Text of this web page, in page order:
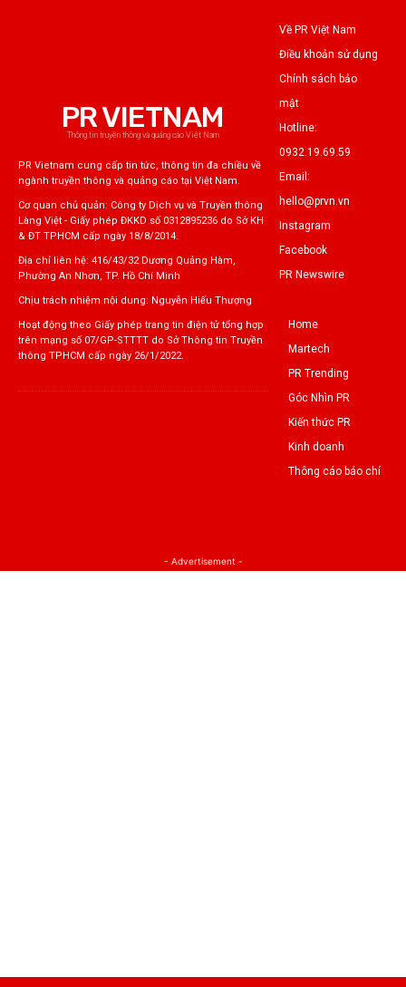
PR VIETNAM
Thông tin truyền thông và quảng cáo Việt Nam
PR Vietnam cung cấp tin tức, thông tin đa chiều về
ngành truyền thông và quảng cáo tại Việt Nam.
Cơ quan chủ quản: Công ty Dịch vụ và Truyền thông
Làng Việt - Giấy phép ĐKKD số 0312895236 do Sở KH
& ĐT TPHCM cấp ngày 18/8/2014.
Địa chỉ liên hệ: 416/43/32 Dương Quảng Hàm,
Phường An Nhơn, TP. Hồ Chí Minh
Chịu trách nhiệm nội dung: Nguyễn Hiếu Thượng
Hoạt động theo Giấy phép trang tin điện tử tổng hợp
trên mạng số 07/GP-STTTT do Sở Thông tin Truyền
thông TPHCM cấp ngày 26/1/2022.
Về PR Việt Nam
Điều khoản sử dụng
Chính sách bảo
mật
Hotline:
0932.19.69.59
Email:
hello@prvn.vn
Instagram
Facebook
PR Newswire
Home
Martech
PR Trending
Góc Nhìn PR
Kiến thức PR
Kinh doanh
Thông cáo báo chí
- Advertisement -